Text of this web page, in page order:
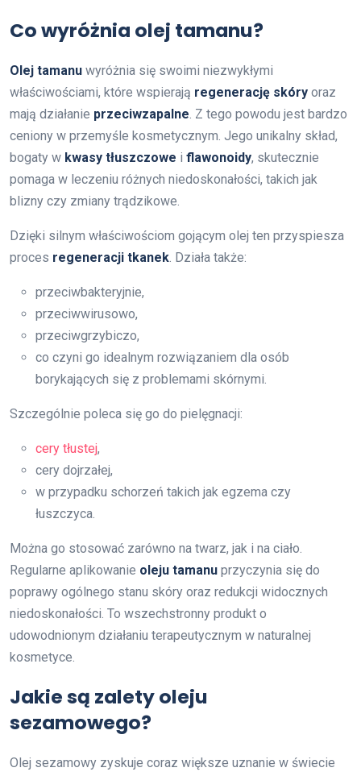
Co wyróżnia olej tamanu?
Olej tamanu wyróżnia się swoimi niezwykłymi
właściwościami, które wspierają regenerację skóry oraz
mają działanie przeciwzapalne. Z tego powodu jest bardzo
ceniony w przemyśle kosmetycznym. Jego unikalny skład,
bogaty w kwasy tłuszczowe i flawonoidy, skutecznie
pomaga w leczeniu różnych niedoskonałości, takich jak
blizny czy zmiany trądzikowe.
Dzięki silnym właściwościom gojącym olej ten przyspiesza
proces regeneracji tkanek. Działa także:
przeciwbakteryjnie,
przeciwwirusowo,
przeciwgrzybiczo,
co czyni go idealnym rozwiązaniem dla osób
borykających się z problemami skórnymi.
Szczególnie poleca się go do pielęgnacji:
cery tłustej,
cery dojrzałej,
w przypadku schorzeń takich jak egzema czy
łuszczyca.
Można go stosować zarówno na twarz, jak i na ciało.
Regularne aplikowanie oleju tamanu przyczynia się do
poprawy ogólnego stanu skóry oraz redukcji widocznych
niedoskonałości. To wszechstronny produkt o
udowodnionym działaniu terapeutycznym w naturalnej
kosmetyce.
Jakie są zalety oleju
sezamowego?
Olej sezamowy zyskuje coraz większe uznanie w świecie